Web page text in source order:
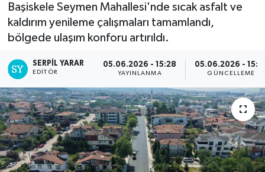
Başiskele Seymen Mahallesi'nde sıcak asfalt ve
kaldırım yenileme çalışmaları tamamlandı,
bölgede ulaşım konforu artırıldı.
SERPİL YARAR
EDITÖR
05.06.2026 - 15:28
YAYINLANMA
05.06.2026 -
GÜNCELLEME